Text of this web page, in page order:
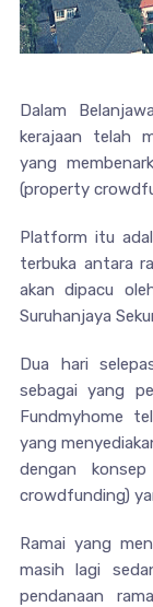
Dalam
kerajaan telah
yang
(property
Platform itu
terbuka antara
akan dipacu
Suruhanjaya
Dua hari
sebagai yang
Fundmyhome
yang
dengan
crowdfunding)
Ramai yang
masih lagi
pendanaan